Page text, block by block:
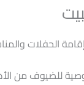
الحفلات
للضيوف من